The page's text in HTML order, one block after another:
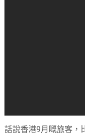
話說香港9月嘅旅客，